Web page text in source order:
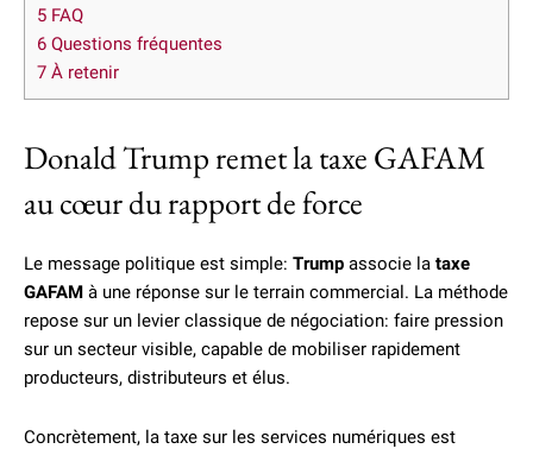
5 FAQ
6 Questions fréquentes
7 À retenir
Donald Trump remet la taxe GAFAM
au cœur du rapport de force
Le message politique est simple: Trump associe la taxe
GAFAM à une réponse sur le terrain commercial. La méthode
repose sur un levier classique de négociation: faire pression
sur un secteur visible, capable de mobiliser rapidement
producteurs, distributeurs et élus.
Concrètement, la taxe sur les services numériques est